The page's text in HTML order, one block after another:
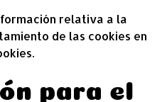
relativa a la
de las cookies en
.
para el